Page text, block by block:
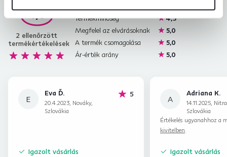
4,8
2 ellenőrzött
termékértékelések
Termékminőség
4,5
Megfelel az elvárásoknak
5,0
A termék csomagolása
5,0
Ár-érték arány
5,0
E
Eva Ď.
20.4.2023, Nováky,
Szlovákia
5hviezdičiek
Igazolt vásárlás
A
Adriana K.
14.11.2025,
Szlovákia
Értékelés ugyanahhoz a
kivitelben.
Igazolt vásárlás